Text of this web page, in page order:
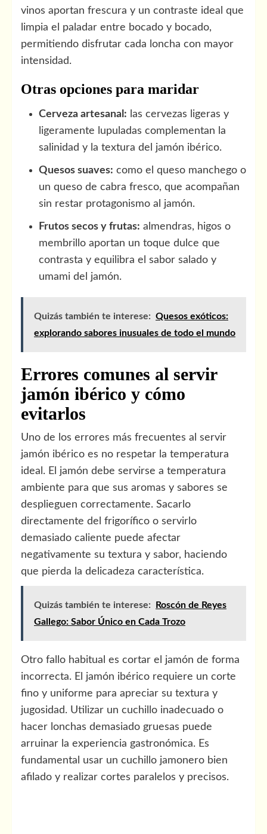
vinos aportan frescura y un contraste ideal que
limpia el paladar entre bocado y bocado,
permitiendo disfrutar cada loncha con mayor
intensidad.
Otras opciones para maridar
Cerveza artesanal: las cervezas ligeras y
ligeramente lupuladas complementan la
salinidad y la textura del jamón ibérico.
Quesos suaves: como el queso manchego o
un queso de cabra fresco, que acompañan
sin restar protagonismo al jamón.
Frutos secos y frutas: almendras, higos o
membrillo aportan un toque dulce que
contrasta y equilibra el sabor salado y
umami del jamón.
Quizás también te interese: Quesos exóticos:
explorando sabores inusuales de todo el mundo
Errores comunes al servir
jamón ibérico y cómo
evitarlos
Uno de los errores más frecuentes al servir
jamón ibérico es no respetar la temperatura
ideal. El jamón debe servirse a temperatura
ambiente para que sus aromas y sabores se
desplieguen correctamente. Sacarlo
directamente del frigorífico o servirlo
demasiado caliente puede afectar
negativamente su textura y sabor, haciendo
que pierda la delicadeza característica.
Quizás también te interese:
Roscón de Reyes
Gallego: Sabor Único en Cada Trozo
Otro fallo habitual es cortar el jamón de forma
incorrecta. El jamón ibérico requiere un corte
fino y uniforme para apreciar su textura y
jugosidad. Utilizar un cuchillo inadecuado o
hacer lonchas demasiado gruesas puede
arruinar la experiencia gastronómica. Es
fundamental usar un cuchillo jamonero bien
afilado y realizar cortes paralelos y precisos.